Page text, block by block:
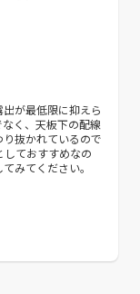
が最低限に抑えら
く、天板下の配線
抜かれているので
しておすすめなの
みてください。